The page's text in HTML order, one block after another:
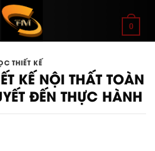
0
THIẾT KẾ
KẾ NỘI THẤT TOÀN
ĐẾN THỰC HÀNH